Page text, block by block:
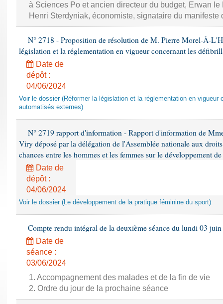
à Sciences Po et ancien directeur du budget, Erwan
Henri Sterdyniak, économiste, signataire du manifeste
N° 2718 - Proposition de résolution de M. Pierre Morel-À-
législation et la réglementation en vigueur concernant les
Date de
dépôt :
04/06/2024
Voir le dossier (Réformer la législation et la réglementation en vigueur
automatisés externes)
N° 2719 rapport d'information - Rapport d'information de
Viry déposé par la délégation de l'Assemblée nationale aux
chances entre les hommes et les femmes sur le développement
Date de
dépôt :
04/06/2024
Voir le dossier (Le développement de la pratique féminine du sport)
Compte rendu intégral de la deuxième séance du lundi 03
Date de
séance :
03/06/2024
1. Accompagnement des malades et de la fin de vie
2. Ordre du jour de la prochaine séance